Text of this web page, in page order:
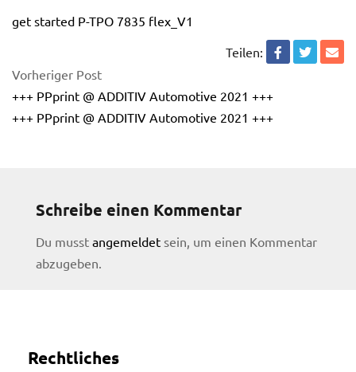
get started P-TPO 7835 flex_V1
Teilen:
Vorheriger Post
+++ PPprint @ ADDITIV Automotive 2021 +++
+++ PPprint @ ADDITIV Automotive 2021 +++
Schreibe einen Kommentar
Du musst angemeldet sein, um einen Kommentar
abzugeben.
Rechtliches